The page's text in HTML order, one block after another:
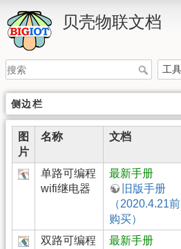
贝壳物联文档
侧边栏
图
片
名称 文档
单路可编程
wifi继电器
最新手册
旧版手册
（2020.4.21前
购买）
双路可编程
最新手册